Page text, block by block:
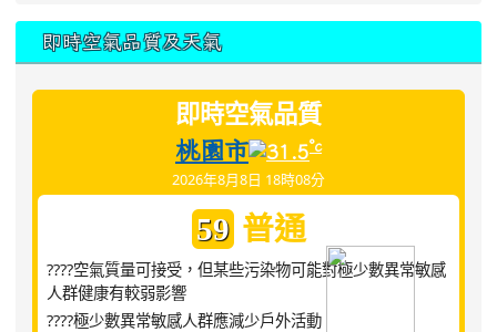
即時空氣品質及天氣
即時空氣品質
桃園市 31.5°c
2026年8月8日 18時08分
59 普通
????空氣質量可接受，但某些污染物可能對極少數異常敏感
人群健康有較弱影響
????極少數異常敏感人群應減少戶外活動